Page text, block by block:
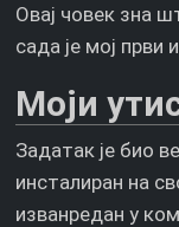
Овај човек зна
сада је мој први
Моји
Задатак је био
инсталиран на
изванредан у